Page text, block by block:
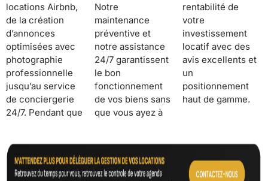
locations Airbnb,
de la création
d’annonces
optimisées avec
photographie
professionnelle
jusqu’au service
de conciergerie
24/7. Pendant que
Notre
maintenance
préventive et
notre assistance
24/7 garantissent
le bon
fonctionnement
de vos biens sans
que vous ayez à
rentabilité de
votre
investissement
locatif avec des
avis excellents et
un
positionnement
haut de gamme.